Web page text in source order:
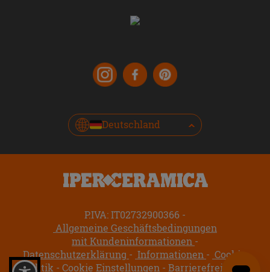
Deutschland
P.IVA: IT02732900366
Allgemeine Geschäftsbedingungen
mit Kundeninformationen
Datenschutzerklärung
Informationen
Cookie-
Politik
Cookie Einstellungen Barrierefreiheit